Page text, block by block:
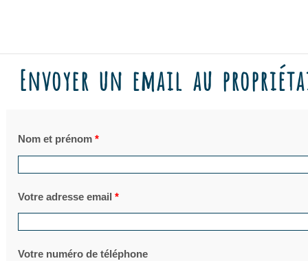
Envoyer un email au
Nom et prénom*
Votre adresse email*
Votre numéro de téléphone